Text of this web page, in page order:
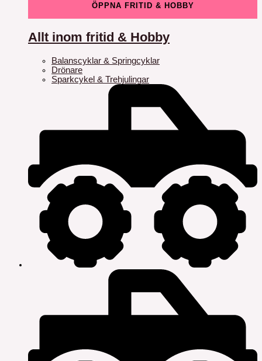
ÖPPNA FRITID & HOBBY
Allt inom fritid & Hobby
Balanscyklar & Springcyklar
Drönare
Sparkcykel & Trehjulingar